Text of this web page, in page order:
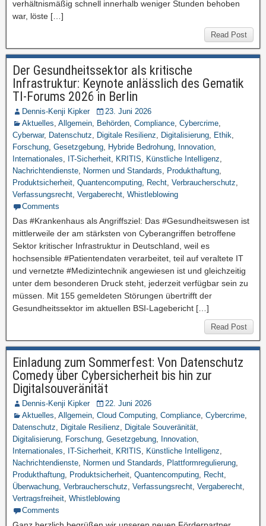
verhältnismäßig schnell innerhalb weniger Stunden behoben
war, löste […]
Read Post
Der Gesundheitssektor als kritische
Infrastruktur: Keynote anlässlich des Gematik
TI-Forums 2026 in Berlin
Dennis-Kenji Kipker
23. Juni 2026
Aktuelles, Allgemein, Behörden, Compliance, Cybercrime,
Cyberwar, Datenschutz, Digitale Resilienz, Digitalisierung, Ethik,
Forschung, Gesetzgebung, Hybride Bedrohung, Innovation,
Internationales, IT-Sicherheit, KRITIS, Künstliche Intelligenz,
Nachrichtendienste, Normen und Standards, Produkthaftung,
Produktsicherheit, Quantencomputing, Recht, Verbraucherschutz,
Verfassungsrecht, Vergaberecht, Whistleblowing
Comments
Das #Krankenhaus als Angriffsziel: Das #Gesundheitswesen ist
mittlerweile der am stärksten von Cyberangriffen betroffene
Sektor kritischer Infrastruktur in Deutschland, weil es
hochsensible #Patientendaten verarbeitet, teil auf veraltete IT
und vernetzte #Medizintechnik angewiesen ist und gleichzeitig
unter dem besonderen Druck steht, jederzeit verfügbar sein zu
müssen. Mit 155 gemeldeten Störungen übertrifft der
Gesundheitssektor im aktuellen BSI-Lagebericht […]
Read Post
Einladung zum Sommerfest: Von Datenschutz
Comedy über Cybersicherheit bis hin zur
Digitalsouveränität
Dennis-Kenji Kipker
22. Juni 2026
Aktuelles, Allgemein, Cloud Computing, Compliance, Cybercrime,
Datenschutz, Digitale Resilienz, Digitale Souveränität,
Digitalisierung, Forschung, Gesetzgebung, Innovation,
Internationales, IT-Sicherheit, KRITIS, Künstliche Intelligenz,
Nachrichtendienste, Normen und Standards, Plattformregulierung,
Produkthaftung, Produktsicherheit, Quantencomputing, Recht,
Überwachung, Verbraucherschutz, Verfassungsrecht, Vergaberecht,
Vertragsfreiheit, Whistleblowing
Comments